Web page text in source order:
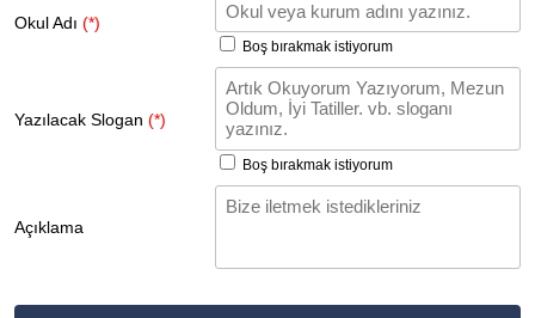
Okul Adı (*)
Boş bırakmak istiyorum
Yazılacak Slogan (*)
Boş bırakmak istiyorum
Açıklama